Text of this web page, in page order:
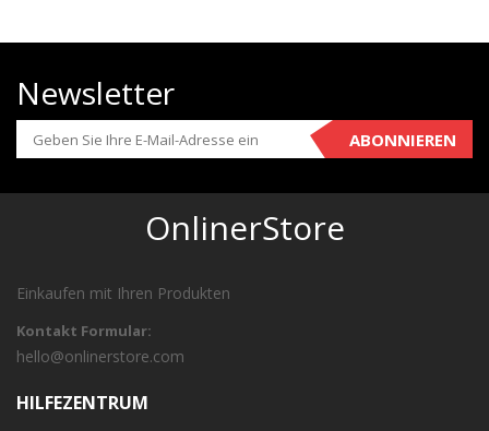
Newsletter
ABONNIEREN
OnlinerStore
Einkaufen mit Ihren Produkten
Kontakt Formular:
hello@onlinerstore.com
HILFEZENTRUM